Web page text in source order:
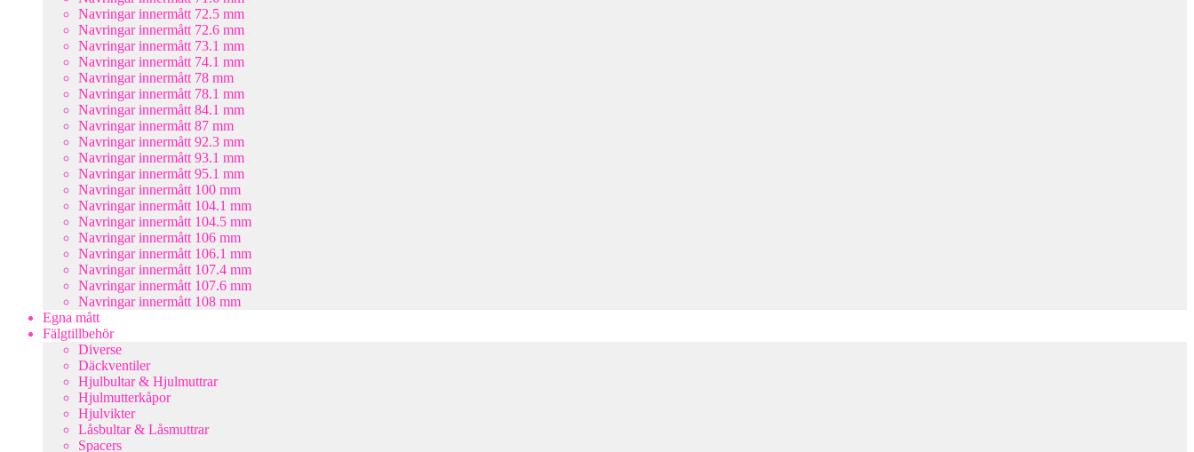
Navringar innermått 72.5 mm
Navringar innermått 72.6 mm
Navringar innermått 73.1 mm
Navringar innermått 74.1 mm
Navringar innermått 78 mm
Navringar innermått 78.1 mm
Navringar innermått 84.1 mm
Navringar innermått 87 mm
Navringar innermått 92.3 mm
Navringar innermått 93.1 mm
Navringar innermått 95.1 mm
Navringar innermått 100 mm
Navringar innermått 104.1 mm
Navringar innermått 104.5 mm
Navringar innermått 106 mm
Navringar innermått 106.1 mm
Navringar innermått 107.4 mm
Navringar innermått 107.6 mm
Navringar innermått 108 mm
Egna mått
Fälgtillbehör
Diverse
Däckventiler
Hjulbultar & Hjulmuttrar
Hjulmutterkåpor
Hjulvikter
Låsbultar & Låsmuttrar
Spacers